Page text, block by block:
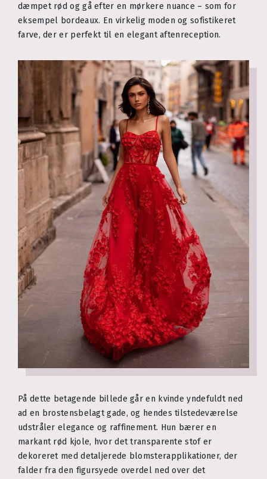
dæmpet rød og gå efter en mørkere nuance – som for
eksempel bordeaux. En virkelig moden og sofistikeret
farve, der er perfekt til en elegant aftenreception.
På dette betagende billede går en kvinde yndefuldt ned
ad en brostensbelagt gade, og hendes tilstedeværelse
udstråler elegance og raffinement. Hun bærer en
markant rød kjole, hvor det transparente stof er
dekoreret med detaljerede blomsterapplikationer, der
falder fra den figursyede overdel ned over det